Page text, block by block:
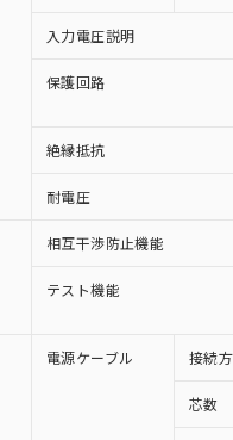
入力電圧説明
保護回路
絶縁抵抗
耐電圧
相互干渉防止機能
テスト機能
電源ケーブル 接続
芯数
用条件
条件をお読みいただき、同意
応状況
応済み：EU RoHS指令（10
応した製品に切り替える予定
定なし：EU RoHS指令（10